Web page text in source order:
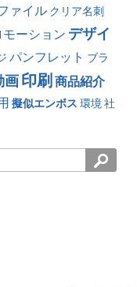
ァイル クリア名刺
ーション デザイ
パンフレット ブラ
画印刷 商品紹介
擬似エンボス 環境社